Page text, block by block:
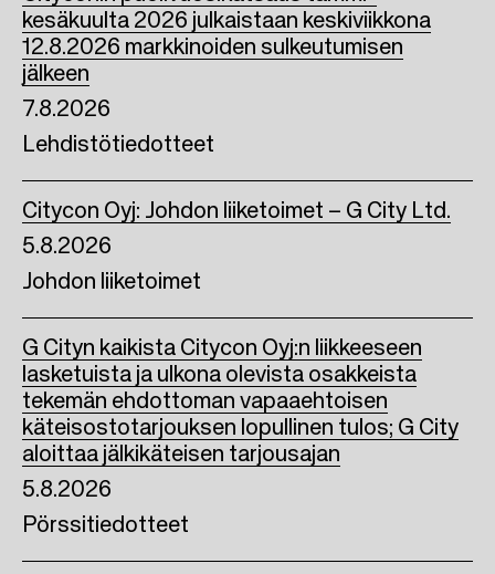
7.8.2026
Lehdistötiedotteet
kesäkuulta 2026 julkaistaan keskiviikkona
12.8.2026 markkinoiden sulkeutumisen
jälkeen
5.8.2026
Johdon liiketoimet
Citycon Oyj: Johdon liiketoimet – G City Ltd.
5.8.2026
Pörssitiedotteet
G Cityn kaikista Citycon Oyj:n liikkeeseen
lasketuista ja ulkona olevista osakkeista
tekemän ehdottoman vapaaehtoisen
käteisostotarjouksen lopullinen tulos; G City
aloittaa jälkikäteisen tarjousajan